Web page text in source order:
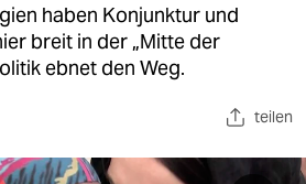
haben Konjunktur und
breit in der „Mitte der
ebnet den Weg.
teilen